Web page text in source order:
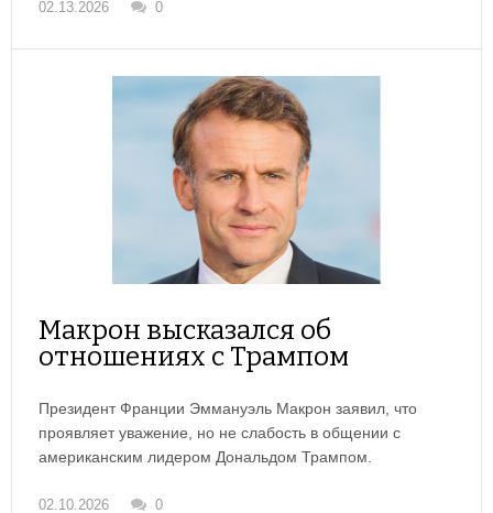
02.13.2026 0
Макрон высказался об
отношениях с Трампом
Президент Франции Эммануэль Макрон заявил, что
проявляет уважение, но не слабость в общении с
американским лидером Дональдом Трампом.
02.10.2026 0